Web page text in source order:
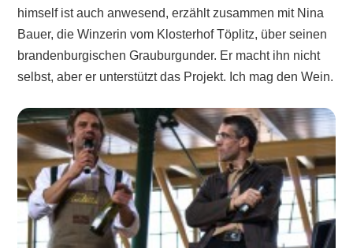
himself ist auch anwesend, erzählt zusammen mit Nina
Bauer, die Winzerin vom Klosterhof Töplitz, über seinen
brandenburgischen Grauburgunder. Er macht ihn nicht
selbst, aber er unterstützt das Projekt. Ich mag den Wein.